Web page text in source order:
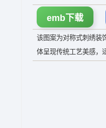
emb下载
该图案为对称式刺绣装
体呈现传统工艺美感，